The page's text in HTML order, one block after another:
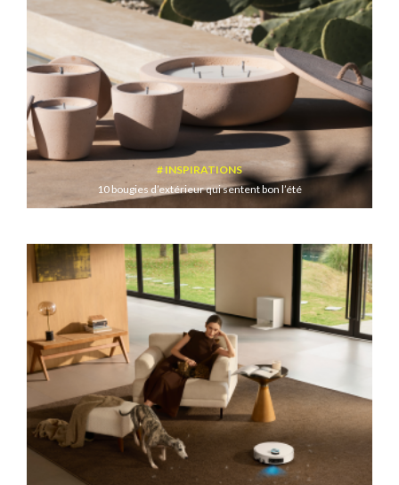
INSPIRATIONS
10 bougies d’extérieur qui sentent bon l’été